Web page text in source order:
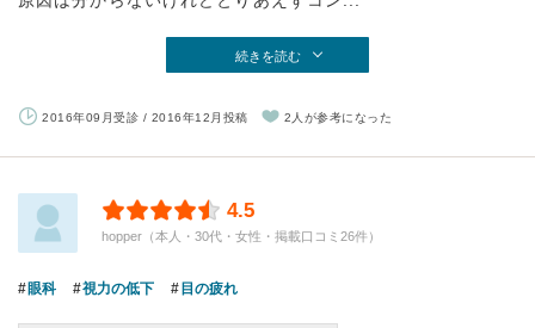
続きを読む
2016年09月受診 / 2016年12月投稿 2人が参考になった
4.5
hopper（本人・30代・女性・掲載口コミ26件）
眼科 視力の低下 目の疲れ